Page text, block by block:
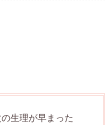
生理が早まった